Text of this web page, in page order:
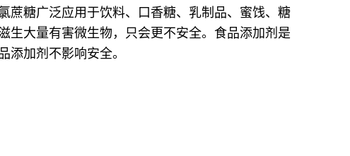
蔗糖广泛应用于饮料、口香糖、乳制品、蜜饯、糖
生大量有害微生物，只会更不安全。食品添加剂是
加剂不影响安全。